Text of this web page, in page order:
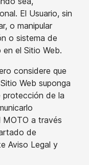
El Usuario, sin
o manipular
o sistema de
el Sitio Web.
considere que
Web suponga
protección de la
MOTO a través
de
Aviso Legal y